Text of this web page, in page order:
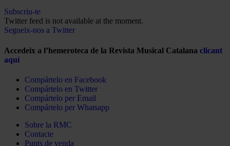
Subscriu-te
Twitter feed is not available at the moment.
Segueix-nos a Twitter
Accedeix a l’hemeroteca de la Revista Musical Catalana clicant
aquí
Compártelo en Facebook
Compártelo en Twitter
Compártelo per Email
Compártelo per Whatsapp
Sobre la RMC
Contacte
Punts de venda